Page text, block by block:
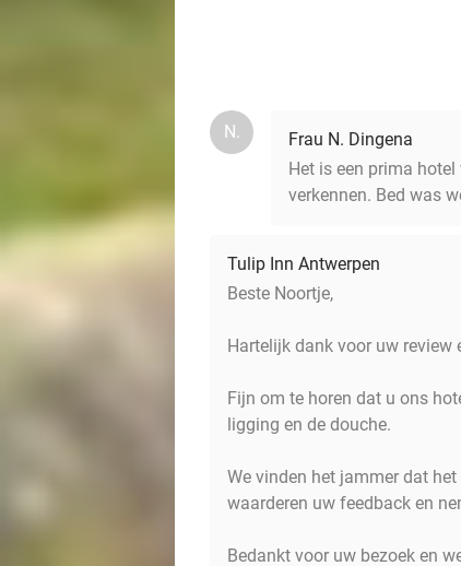
N.
Frau N. Dingena
Het is een prima
verkennen. Bed was
Tulip Inn Antwerpen
Beste Noortje,
Hartelijk dank voor uw review
Fijn om te horen dat u ons
ligging en de douche.
We vinden het jammer dat
waarderen uw feedback en
Bedankt voor uw bezoek en